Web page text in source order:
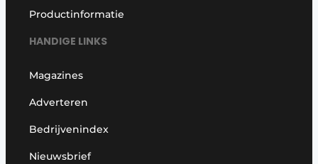
Productinformatie
HANDIGE LINKS
Magazines
Adverteren
Bedrijvenindex
Nieuwsbrief